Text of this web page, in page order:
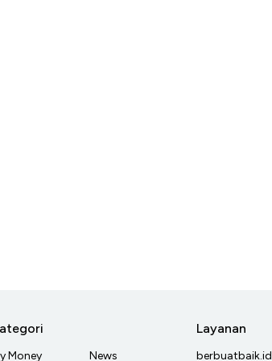
Money News
Layanan
berbuatbaik.id